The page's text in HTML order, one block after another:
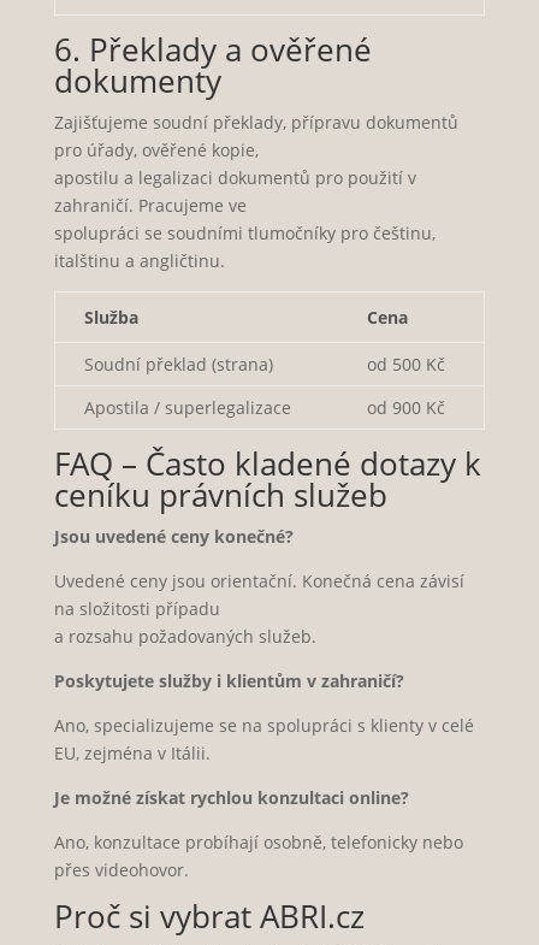
6. Překlady a ověřené
dokumenty
Zajišťujeme soudní překlady, přípravu dokumentů
pro úřady, ověřené kopie,
apostilu a legalizaci dokumentů pro použití v
zahraničí. Pracujeme ve
spolupráci se soudními tlumočníky pro češtinu,
italštinu a angličtinu.
Služba Cena
Soudní překlad (strana)
od 500 Kč
Apostila / superlegalizace
od 900 Kč
FAQ – Často kladené dotazy k
ceníku právních služeb
Jsou uvedené ceny konečné?
Uvedené ceny jsou orientační. Konečná cena závisí
na složitosti případu
a rozsahu požadovaných služeb.
Poskytujete služby i klientům v zahraničí?
Ano, specializujeme se na spolupráci s klienty v celé
EU, zejména v Itálii.
Je možné získat rychlou konzultaci online?
Ano, konzultace probíhají osobně, telefonicky nebo
přes videohovor.
Proč si vybrat ABRI.cz